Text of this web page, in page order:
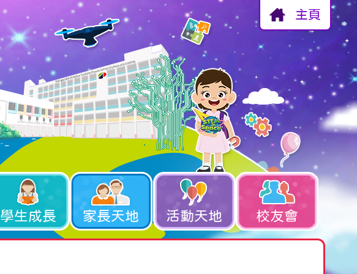
主頁
學生成長 家長天地 活動天地 校友會